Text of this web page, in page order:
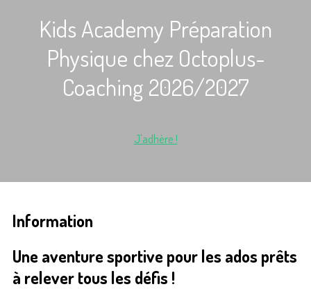
Kids Academy Préparation
Physique chez Octoplus-
Coaching 2026/2027
J'adhère !
Information
Une aventure sportive pour les ados prêts
à relever tous les défis !